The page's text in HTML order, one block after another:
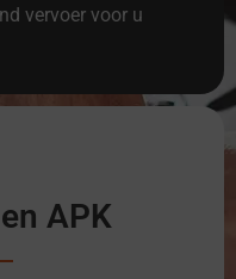
APK
vervoer voor u